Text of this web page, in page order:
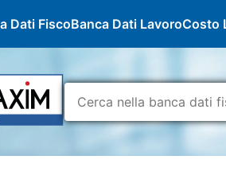
Dati FiscoBanca Dati LavoroCosto